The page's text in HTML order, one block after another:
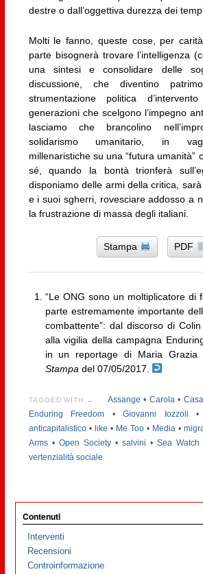
destre o dall’oggettiva durezza dei
Molti le fanno, queste cose, per
parte bisognerà trovare l’intelligenza
una sintesi e consolidare delle
discussione, che diventino
strumentazione politica
generazioni che scelgono l’impegno
lasciamo che brancolino
solidarismo umanitario, in
millenaristiche su una “futura umanità”
sé, quando la bontà trionferà
disponiamo delle armi della critica,
e i suoi sgherri, rovesciare addosso a
la frustrazione di massa degli italiani.
Stampa PDF
“Le ONG sono un moltiplicatore di
parte estremamente importante
combattente”: dal discorso di
alla vigilia della campagna
in un reportage di Maria
Stampa del 07/05/2017.
TAGGED WITH → Assange • Carola •
Enduring Freedom •Giovanni Iozzoli
anticapitalistico• like • Me Too• Media •
Arms• Open Society• salvini •Sea Watch
vertenzialità sociale
Contenuti
Interventi
Recensioni
Controinformazione